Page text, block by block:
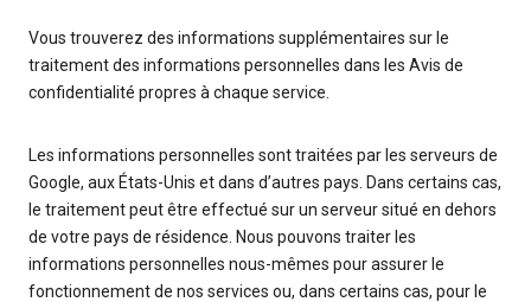
Vous trouverez des informations supplémentaires sur le
traitement des informations personnelles dans les Avis de
confidentialité propres à chaque service.
Les informations personnelles sont traitées par les serveurs de
Google, aux États-Unis et dans d’autres pays. Dans certains cas,
le traitement peut être effectué sur un serveur situé en dehors
de votre pays de résidence. Nous pouvons traiter les
informations personnelles nous-mêmes pour assurer le
fonctionnement de nos services ou, dans certains cas, pour le